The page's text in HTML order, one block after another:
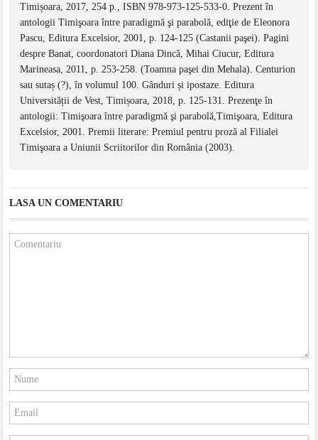
Timișoara, 2017, 254 p., ISBN 978-973-125-533-0. Prezent în
antologii Timişoara între paradigmă şi parabolă, ediţie de Eleonora
Pascu, Editura Excelsior, 2001, p. 124-125 (Castanii paşei). Pagini
despre Banat, coordonatori Diana Dincă, Mihai Ciucur, Editura
Marineasa, 2011, p. 253-258. (Toamna paşei din Mehala). Centurion
sau sutaș (?), în volumul 100. Gânduri și ipostaze. Editura
Universității de Vest, Timișoara, 2018, p. 125-131. Prezenţe în
antologii: Timişoara între paradigmă şi parabolă,Timişoara, Editura
Excelsior, 2001. Premii literare: Premiul pentru proză al Filialei
Timişoara a Uniunii Scriitorilor din România (2003).
LASA UN COMENTARIU